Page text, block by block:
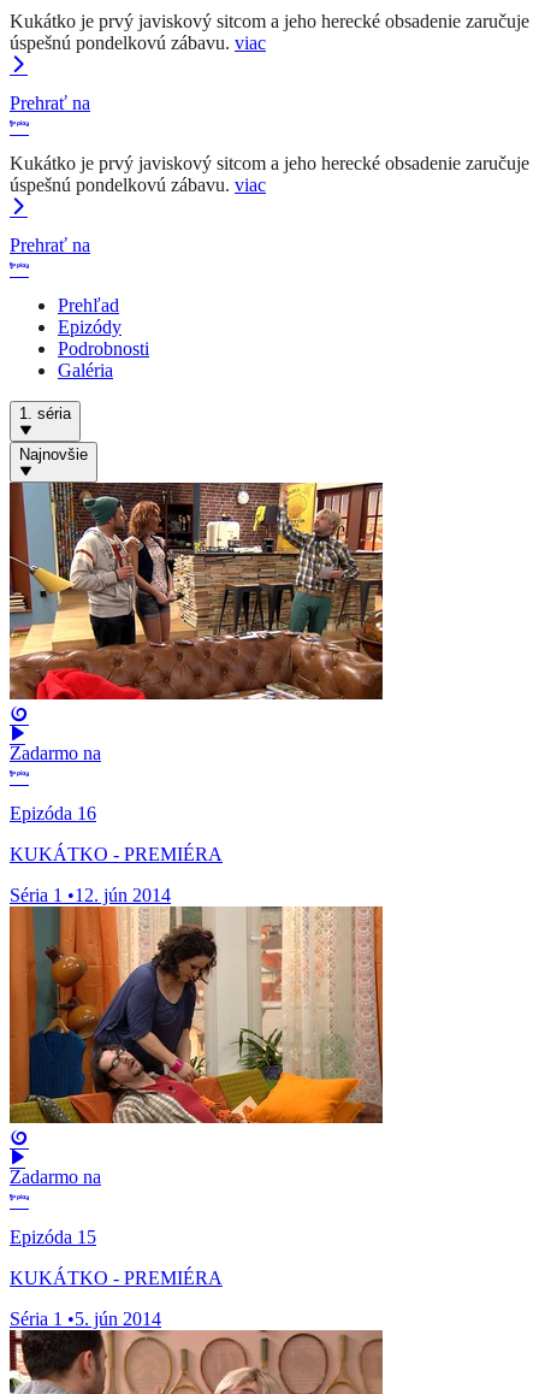
Kukátko je prvý javiskový sitcom a jeho herecké obsadenie zaručuje
úspešnú pondelkovú zábavu. viac
Prehrať na
Kukátko je prvý javiskový sitcom a jeho herecké obsadenie zaručuje
úspešnú pondelkovú zábavu. viac
Prehrať na
Prehľad
Epizódy
Podrobnosti
Galéria
1. séria
Najnovšie
Zadarmo na
Epizóda 16
KUKÁTKO - PREMIÉRA
Séria 1 •12. jún 2014
Zadarmo na
Epizóda 15
KUKÁTKO - PREMIÉRA
Séria 1 •5. jún 2014